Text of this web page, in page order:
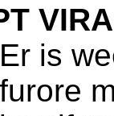
Er is
furore